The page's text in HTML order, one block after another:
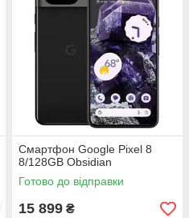
Смартфон Google Pixel 8
8/128GB Obsidian
Готово до відправки
15 899 ₴